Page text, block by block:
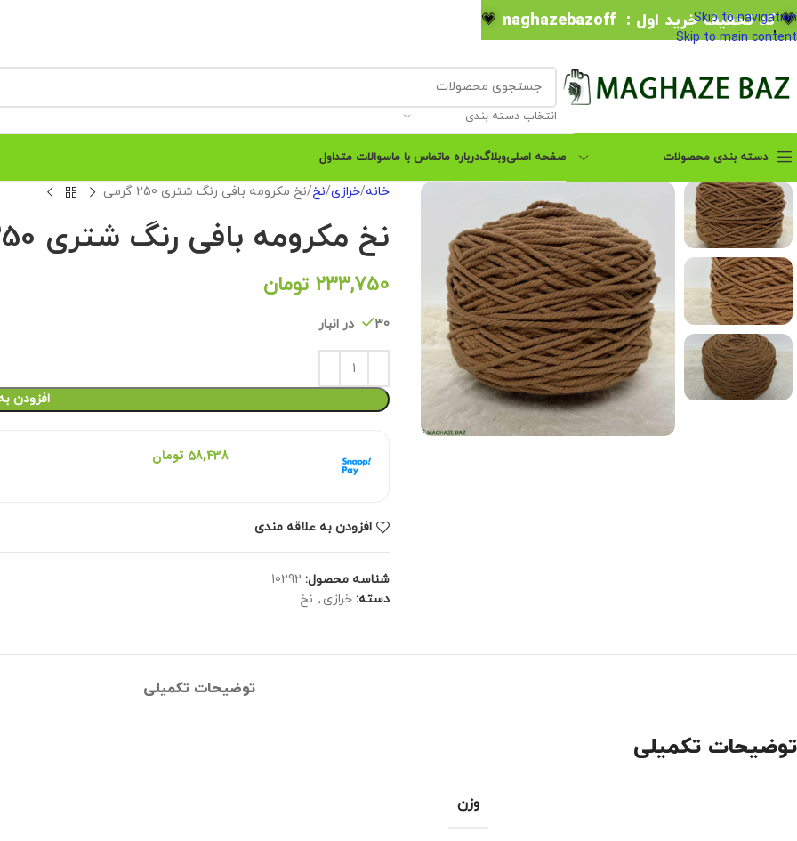
Skip to navigation
Skip to main content
انتخاب دسته بندی
دسته بندی محصولات
پکیج آموزش صفر تا صد
مکرومه بافی
پکیج آموزشی 14 مدل صندل
مکرومه بافی
پکیج آموزشی کیف مکرومه
بافی
آموزش آیینه مکرومه بافی
صفحه اصلیوبلاگدرباره ماتماس با ماسوالات متداول
خانه خرازی نخ نخ مکرومه بافی رنگ شتری 250 گرمی
نخ مکرومه بافی رنگ شتری 250 گرمی
233,750 تومان
30 در انبار
افزودن
58,438 تومان
افزودن به علاقه مندی
شناسه محصول: 10292
دسته: خرازی , نخ
توضیحات تکمیلی
توضیحات تکمیلی
وزن
💗 کد تخفیف خرید اول : maghazebazoff 💗